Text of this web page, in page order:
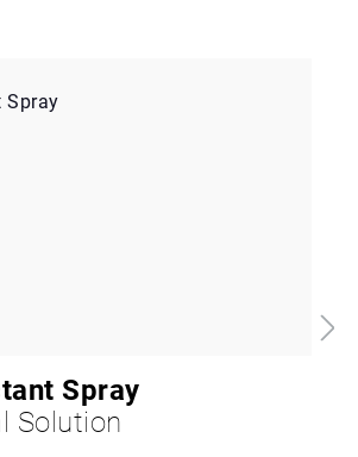
Spray
Solution